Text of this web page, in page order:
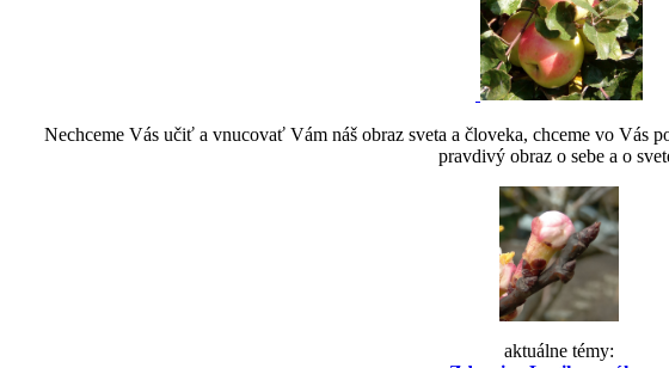
Nechceme Vás učiť a vnucovať Vám náš obraz sveta a človeka, chceme vo Vás
pravdivý obraz o sebe a o
aktuálne témy: